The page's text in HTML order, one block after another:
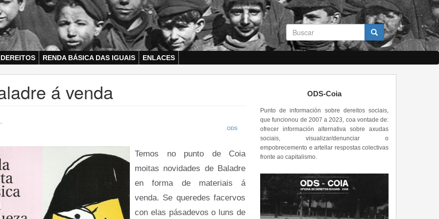
Formulario
de
busca
Buscar
RENDA BÁSICA DAS IGUAIS ENLACES
á venda
ODS
Temos no punto de Coia
moitas novidades de Baladre
en forma de materiais á
venda. Se queredes facervos
con elas pásadevos o luns de
ODS-Coia
Punto de información sobre dereitos sociais,
que funcionou de 2007 a 2023, coa vontade de:
ofrecer información alternativa sobre axudas
sociais, visualizar/denunciar o
empobrecemento e artellar respostas colectivas
fronte ao capitalismo.